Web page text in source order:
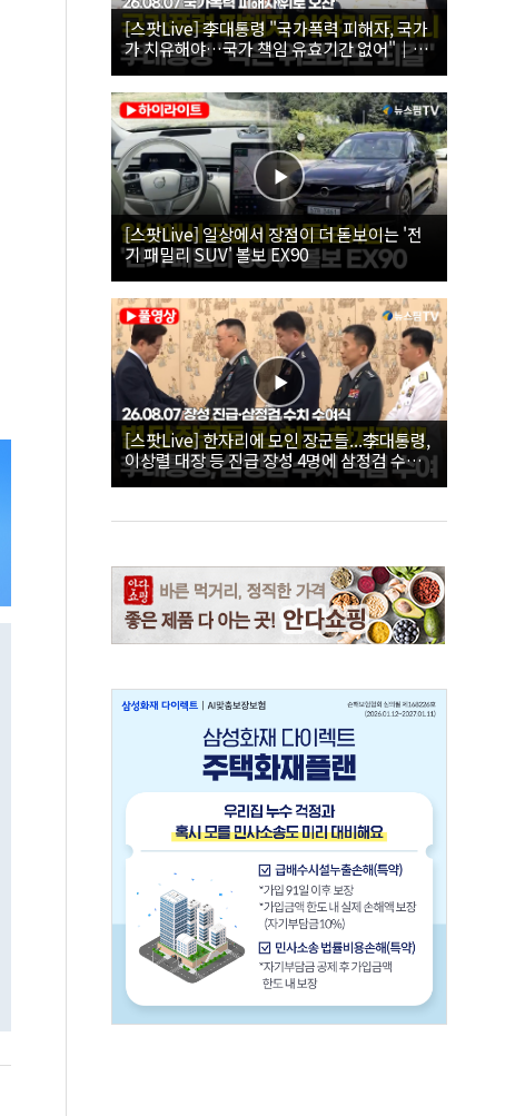
[스팟Live] 李대통령 "국가폭력 피해자, 국가
가 치유해야…국가 책임 유효기간 없어"｜
26.08.07 국가폭력 피해자 위로 오찬
[스팟Live] 일상에서 장점이 더 돋보이는 '전
기 패밀리 SUV' 볼보 EX90
[스팟Live] 한자리에 모인 장군들...李대통령,
이상렬 대장 등 진급 장성 4명에 삼정검 수치
직접 수여｜26.08.07 장성 진급·삼정검 수치